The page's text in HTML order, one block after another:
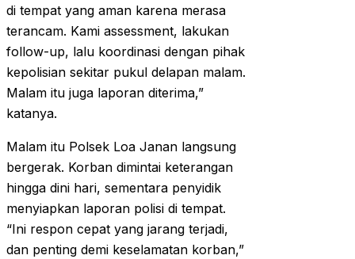
di tempat yang aman karena merasa
terancam. Kami assessment, lakukan
follow-up, lalu koordinasi dengan pihak
kepolisian sekitar pukul delapan malam.
Malam itu juga laporan diterima,”
katanya.
Malam itu Polsek Loa Janan langsung
bergerak. Korban dimintai keterangan
hingga dini hari, sementara penyidik
menyiapkan laporan polisi di tempat.
“Ini respon cepat yang jarang terjadi,
dan penting demi keselamatan korban,”